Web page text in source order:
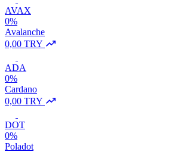
AVAX
0%
Avalanche
0,00 TRY
ADA
0%
Cardano
0,00 TRY
DOT
0%
Poladot